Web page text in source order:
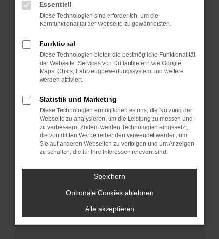
können das Laden bestimmter Seiten
verhindern. Funktioniert die Seite in einem
anderen Browser oder in einem privaten
Starte dein Gerät neu.
Das kann manchmal helfen, vorübergehende
Probleme zu beheben.
Betriebssystem auf dem neuesten Stand
sind.
Veraltete Software birgt nicht nur ein
Sicherheitsrisiko, sondern kann auch dazu
führen, dass bestimmte Funktionen nicht mehr
unterstützt werden.
Wende dich an den Webseitenbetreiber.
Wenn du alle oben genannten Schritte versucht
hast, kontaktiere uns bitte. Wir werden
versuchen, das Problem zu beheben. Du kannst
uns diesen Text schicken, um uns bei der
Essentiell
Diese Technologien sind erforderlich, um die
Kernfunktionalität der Webseite zu gewährleisten.
Funktional
Diese Technologien bieten die bestmögliche Funktionalität
der Webseite. Services von Drittanbietern wie Google
Maps, Chats, Fahrzeugbewertungssystem und weitere
werden aktiviert.
Statistik und Marketing
Diese Technologien ermöglichen es uns, die Nutzung der
Webseite zu analysieren, um die Leistung zu messen und
zu verbessern. Zudem werden Technologien eingesetzt,
die von dritten Werbetreibenden verwendet werden, um
Sie auf anderen Webseiten zu verfolgen und um Anzeigen
zu schalten, die für Ihre Interessen relevant sind.
Speichern
Optionale Cookies ablehnen
Alle akzeptieren